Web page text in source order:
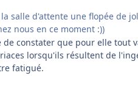
salle d'attente une flopée de
nous en ce moment :))
constater que pour elle tout
lorsqu'ils résultent de
fatigué.